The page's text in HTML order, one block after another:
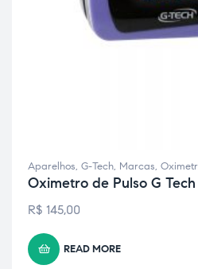
Aparelhos, G-Tech, Marcas,
Oximetro de Pulso G
R$ 145,00
READ MORE